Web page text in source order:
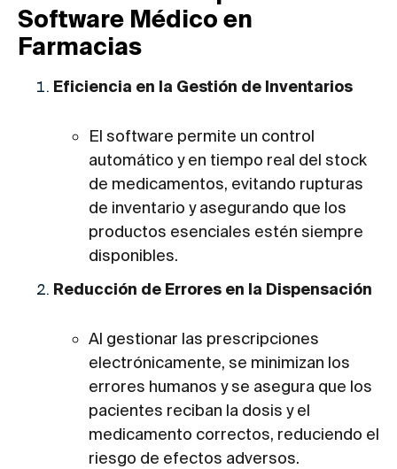
Software Médico en
Farmacias
Eficiencia en la Gestión de Inventarios
El software permite un control
automático y en tiempo real del stock
de medicamentos, evitando rupturas
de inventario y asegurando que los
productos esenciales estén siempre
disponibles.
Reducción de Errores en la Dispensación
Al gestionar las prescripciones
electrónicamente, se minimizan los
errores humanos y se asegura que los
pacientes reciban la dosis y el
medicamento correctos, reduciendo el
riesgo de efectos adversos.